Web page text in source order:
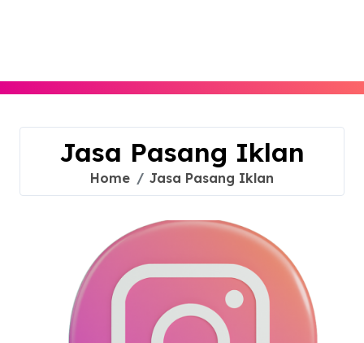
Jasa Pasang Iklan
Home Jasa Pasang Iklan